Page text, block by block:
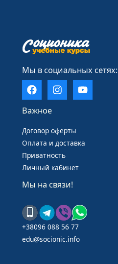
Мы в социальных сетях:
Важное
Договор оферты
Оплата и доставка
Приватность
Личный кабинет
Мы на связи!
+38096 088 56 77
edu@socionic.info